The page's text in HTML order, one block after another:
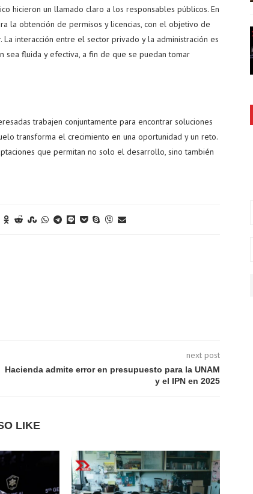
hicieron un llamado claro a los responsables públicos. En
la obtención de permisos y licencias, con el objetivo de
interacción entre el sector privado y la administración es
sea fluida y efectiva, a fin de que se puedan tomar
trabajen conjuntamente para encontrar soluciones
transforma el crecimiento en una oportunidad y un reto.
que permitan no solo el desarrollo, sino también
next post
Hacienda admite error en presupuesto para la UNAM
y el IPN en 2025
LIKE